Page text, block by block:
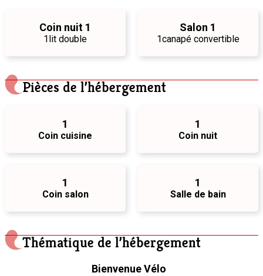
Coin nuit 1
1lit double
Salon 1
1canapé convertible
Pièces de l’hébergement
1
Coin cuisine
1
Coin nuit
1
Coin salon
1
Salle de bain
Thématique de l’hébergement
Bienvenue Vélo